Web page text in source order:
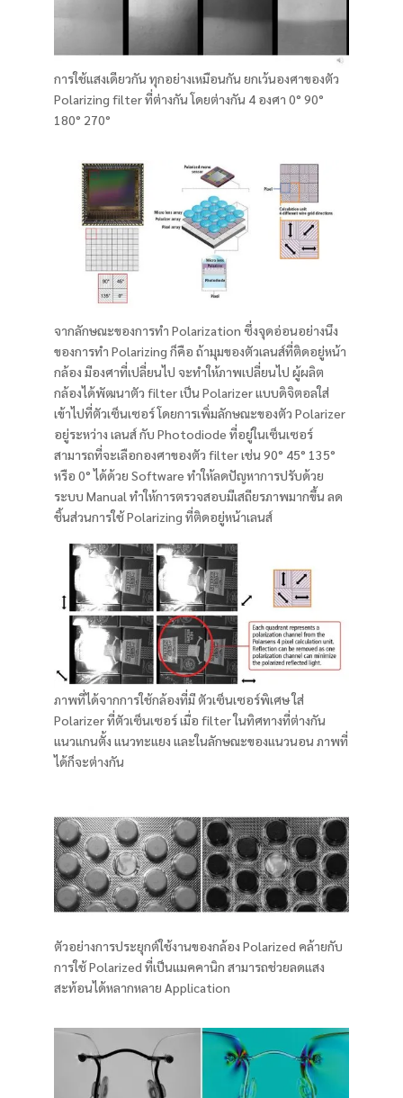
การใช้แสงเดียวกัน ทุกอย่างเหมือนกัน ยกเว้นองศาของตัว
Polarizing filter ที่ต่างกัน โดยต่างกัน 4 องศา 0° 90°
180° 270°
จากลักษณะของการทำ Polarization ซึ่งจุดอ่อนอย่างนึง
ของการทำ Polarizing ก็คือ ถ้ามุมของตัวเลนส์ที่ติดอยู่หน้า
กล้อง มีองศาที่เปลี่ยนไป จะทำให้ภาพเปลี่ยนไป ผู้ผลิต
กล้องได้พัฒนาตัว filter เป็น Polarizer แบบดิจิตอลใส่
เข้าไปที่ตัวเซ็นเซอร์ โดยการเพิ่มลักษณะของตัว Polarizer
อยู่ระหว่าง เลนส์ กับ Photodiode ที่อยู่ในเซ็นเซอร์
สามารถที่จะเลือกองศาของตัว filter เช่น 90° 45° 135°
หรือ 0° ได้ด้วย Software ทำให้ลดปัญหาการปรับด้วย
ระบบ Manual ทำให้การตรวจสอบมีเสถียรภาพมากขึ้น ลด
ชิ้นส่วนการใช้ Polarizing ที่ติดอยู่หน้าเลนส์
ภาพที่ได้จากการใช้กล้องที่มี ตัวเซ็นเซอร์พิเศษ ใส่
Polarizer ที่ตัวเซ็นเซอร์ เมื่อ filter ในทิศทางที่ต่างกัน
แนวแกนตั้ง แนวทะแยง และในลักษณะของแนวนอน ภาพที่
ได้ก็จะต่างกัน
ตัวอย่างการประยุกต์ใช้งานของกล้อง Polarized คล้ายกับ
การใช้ Polarized ที่เป็นแมคคานิก สามารถช่วยลดแสง
สะท้อนได้หลากหลาย Application